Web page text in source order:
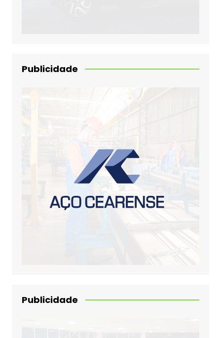
Publicidade
Publicidade